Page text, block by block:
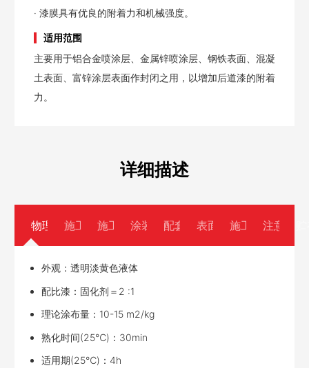
· 漆膜具有优良的附着力和机械强度。
适用范围
主要用于铝合金喷涂层、金属锌喷涂层、钢铁表面、混凝
土表面、富锌涂层表面作封闭之用，以增加后道漆的附着
力。
详细描述
物理参数施工说明施工方法涂装间隔配套用漆表面处理施工条件注意事项
外观：透明淡黄色液体
配比漆：固化剂＝2 :1
理论涂布量：10-15 m2/kg
熟化时间(25℃)：30min
适用期(25℃)：4h